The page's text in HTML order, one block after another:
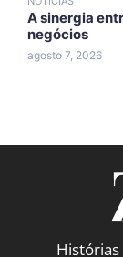
A sinergia
negócios
agosto 7, 2026